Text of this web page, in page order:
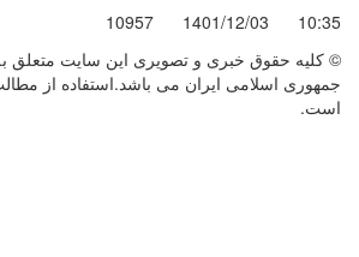
10:35
1401/12/03
10957
© کليه حقوق خبری و تصويری اين سايت متعلق
جمهوری اسلامی ایران می باشد.استفاده از
است.